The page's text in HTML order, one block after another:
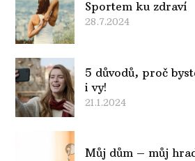
Sportem ku zdraví
28.7.2024
5 důvodů, proč
i vy!
21.1.2024
Můj dům – můj